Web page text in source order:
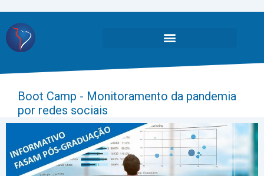
Boot Camp - Monitoramento da pandemia
por redes sociais